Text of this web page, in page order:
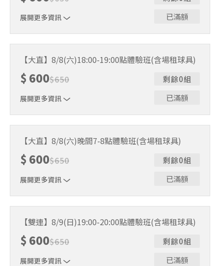
展開更多資訊
已滿額
制。歡迎邀請親友一同報名參加，享受團體運動樂趣！ 如
人數未達開班門檻，或因天候不佳無法如期舉行，POA將視
情況安排延期或併班處理。 ⚠️ 報名完成後，如因天候因素
無法上課，僅提供課程延期選項，恕不退費，請參閱【報名
與課程異動規則】。報名後視為您已同意上述規則。
【大直】8/8(六)18:00-19:00點體驗班(含場租球具)
$ 600$650
展開更多資訊
剩餘0組
已滿額
制。歡迎邀請親友一同報名參加，享受團體運動樂趣！ 如
人數未達開班門檻，或因天候不佳無法如期舉行，POA將視
情況安排延期或併班處理。 ⚠️ 報名完成後，如因天候因素
無法上課，僅提供課程延期選項，恕不退費，請參閱【報名
與課程異動規則】。報名後視為您已同意上述規則。
【大直】8/8(六)晚間7-8點體驗班(含場租球具)
$ 600$650
展開更多資訊
剩餘0組
已滿額
制。歡迎邀請親友一同報名參加，享受團體運動樂趣！ 如
人數未達開班門檻，或因天候不佳無法如期舉行，POA將視
情況安排延期或併班處理。 ⚠️ 報名完成後，如因天候因素
無法上課，僅提供課程延期選項，恕不退費，請參閱【報名
與課程異動規則】。報名後視為您已同意上述規則。
【雙連】8/9(日)19:00-20:00點體驗班(含場租球具)
$ 600$650
展開更多資訊
剩餘0組
已滿額